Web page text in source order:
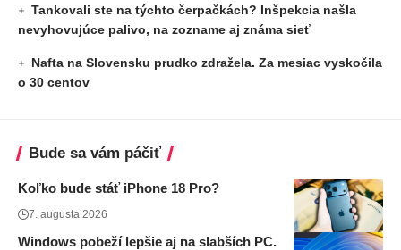
Tankovali ste na týchto čerpačkách? Inšpekcia našla
nevyhovujúce palivo, na zozname aj známa sieť
Nafta na Slovensku prudko zdražela. Za mesiac vyskočila
o 30 centov
Bude sa vám páčiť
Koľko bude stáť iPhone 18 Pro?
7. augusta 2026
Windows pobeží lepšie aj na slabších PC.